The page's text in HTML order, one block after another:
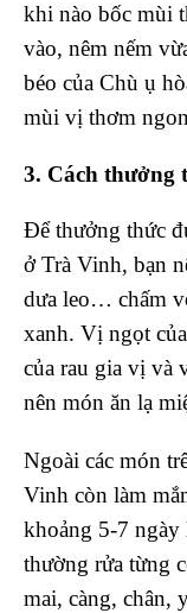
khi nào bốc mùi
vào, nêm nếm
béo của Chù ụ
mùi vị thơm
3. Cách thưởng
Để thưởng thức
ở Trà Vinh, bạn
dưa leo… chấm
xanh. Vị ngọt
của rau gia vị và
nên món ăn lạ
Ngoài các món
Vinh còn làm
khoảng 5-7
thường rửa từng
mai, càng, chân,